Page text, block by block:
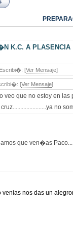
K.C. A PLASENCIA
[Ver Mensaje]
[Ver Mensaje]
veo que no estoy en
no
que ven�as
venias nos das un